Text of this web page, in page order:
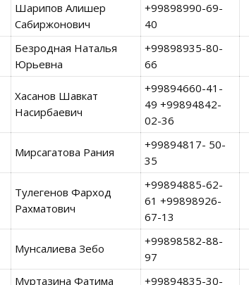
Шарипов Алишер
Сабиржонович
+99898990-69-
40
Безродная Наталья
Юрьевна
+99898935-80-
66
Хасанов Шавкат
Насирбаевич
+99894660-41-
49 +99894842-
02-36
Мирсагатова Рания
+99894817- 50-
35
Тулегенов Фарход
Рахматович
+99894885-62-
61 +99898926-
67-13
Мунсалиева Зебо
+99898582-88-
97
Муртазина Фатима +99894835-30-